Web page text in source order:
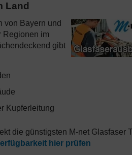
Land
von Bayern und
Regionen im
gibt
Kupferleitung
die günstigsten M-net Glasfaser
hier prüfen